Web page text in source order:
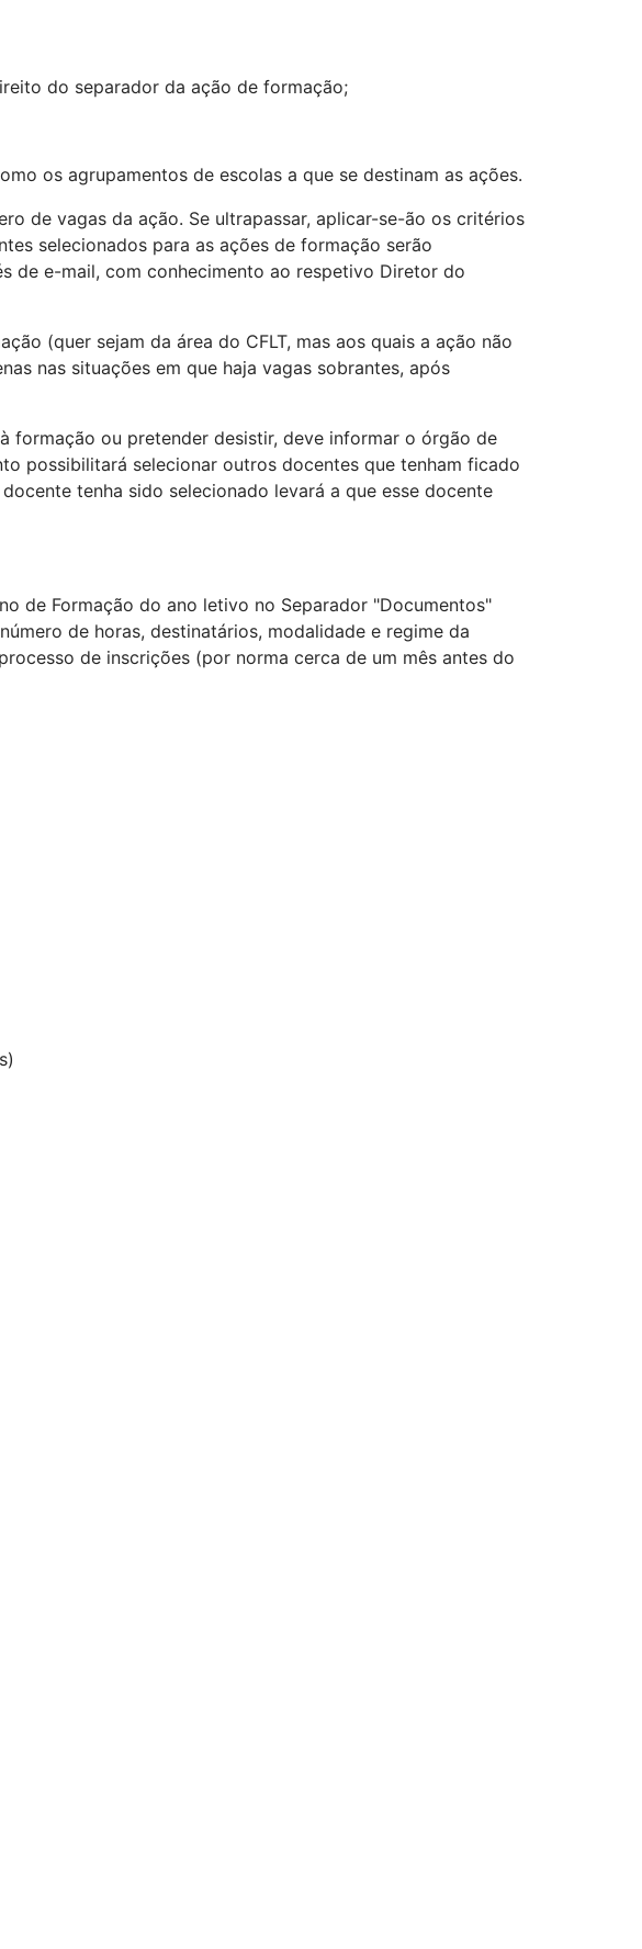
do separador da ação de formação;
os agrupamentos de escolas a que se destinam as ações.
de vagas da ação. Se ultrapassar, aplicar-se-ão os critérios
selecionados para as ações de formação serão
de e-mail, com conhecimento ao respetivo Diretor do
(quer sejam da área do CFLT, mas aos quais a ação não
nas situações em que haja vagas sobrantes, após
formação ou pretender desistir, deve informar o órgão de
possibilitará selecionar outros docentes que tenham ficado
tenha sido selecionado levará a que esse docente
de Formação do ano letivo no Separador "Documentos"
de horas, destinatários, modalidade e regime da
de inscrições (por norma cerca de um mês antes do